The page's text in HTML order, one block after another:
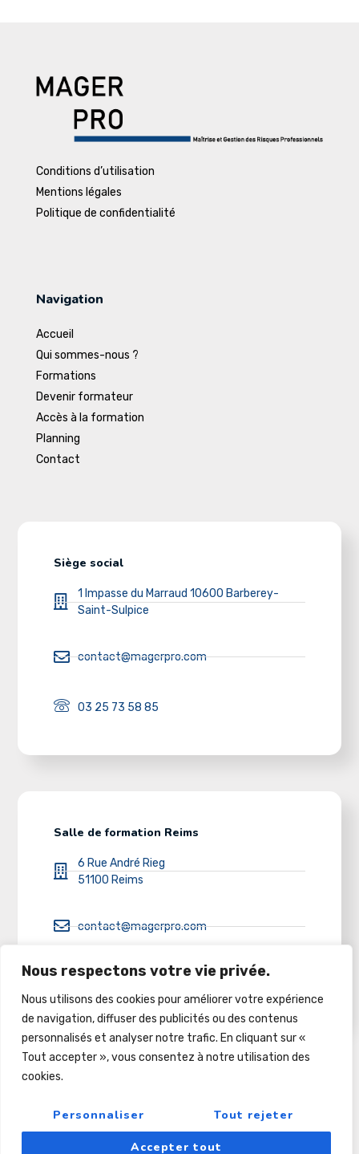
Nous respectons votre vie privée.
Nous utilisons des cookies pour améliorer votre expérience
de navigation, diffuser des publicités ou des contenus
personnalisés et analyser notre trafic. En cliquant sur «
Tout accepter », vous consentez à notre utilisation des
cookies.
Personnaliser Tout rejeter
Accepter tout
Conditions d’utilisation
Mentions légales
Politique de confidentialité
Navigation
Accueil
Qui sommes-nous ?
Formations
Devenir formateur
Accès à la formation
Planning
Contact
Siège social
1 Impasse du Marraud 10600 Barberey-
Saint-Sulpice
contact@magerpro.com
03 25 73 58 85
Salle de formation Reims
6 Rue André Rieg
51100 Reims
contact@magerpro.com
03 26 86 32 50